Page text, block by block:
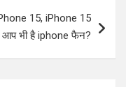
15, iPhone 15
आप भी है iphone फैन?